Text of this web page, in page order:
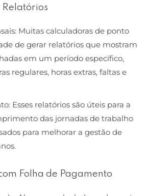
Muitas calculadoras de ponto
de gerar relatórios que mostram
em um período específico,
regulares, horas extras, faltas e
Esses relatórios são úteis para a
das jornadas de trabalho
para melhorar a gestão de
Folha de Pagamento